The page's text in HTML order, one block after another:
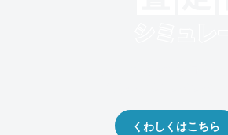
くわしくはこちら